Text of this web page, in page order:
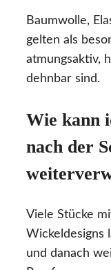
Baumwolle,
gelten als
atmungsaktiv,
dehnbar sind.
Wie kann
nach der
Viele Stücke
Wickeldesigns
und danach